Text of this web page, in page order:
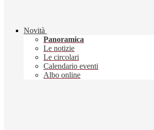
Novità
Panoramica
Le notizie
Le circolari
Calendario eventi
Albo online